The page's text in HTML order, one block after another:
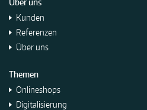
Über uns
Kunden
Referenzen
Über uns
Themen
Onlineshops
Digitalisierung